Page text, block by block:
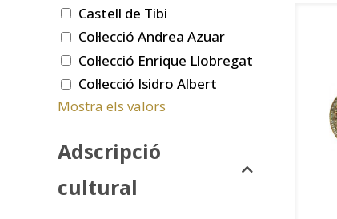
Castell de Tibi
Col·lecció Andrea Azuar
Col·lecció Enrique Llobregat
Col·lecció Isidro Albert
Mostra els valors
Adscripció
cultural